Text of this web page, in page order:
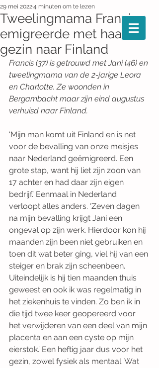
Tweelingmama Francis
emigreerde met haar
gezin naar Finland
29 mei 20224 minuten om te lezen
Francis (37) is getrouwd met Jani (46) en
tweelingmama van de 2-jarige Leora
en Charlotte. Ze woonden in
Bergambacht maar zijn eind augustus
verhuisd naar Finland.
‘Mijn man komt uit Finland en is net
voor de bevalling van onze meisjes
naar Nederland geëmigreerd. Een
grote stap, want hij liet zijn zoon van
17 achter en had daar zijn eigen
bedrijf.’ Eenmaal in Nederland
verloopt alles anders. ‘Zeven dagen
na mijn bevalling krijgt Jani een
ongeval op zijn werk. Hierdoor kon hij
maanden zijn been niet gebruiken en
toen dit wat beter ging, viel hij van een
steiger en brak zijn scheenbeen.
Uiteindelijk is hij tien maanden thuis
geweest en ook ik was regelmatig in
het ziekenhuis te vinden. Zo ben ik in
die tijd twee keer geopereerd voor
het verwijderen van een deel van mijn
placenta en aan een cyste op mijn
eierstok.’ Een heftig jaar dus voor het
gezin, zowel fysiek als mentaal. Wat